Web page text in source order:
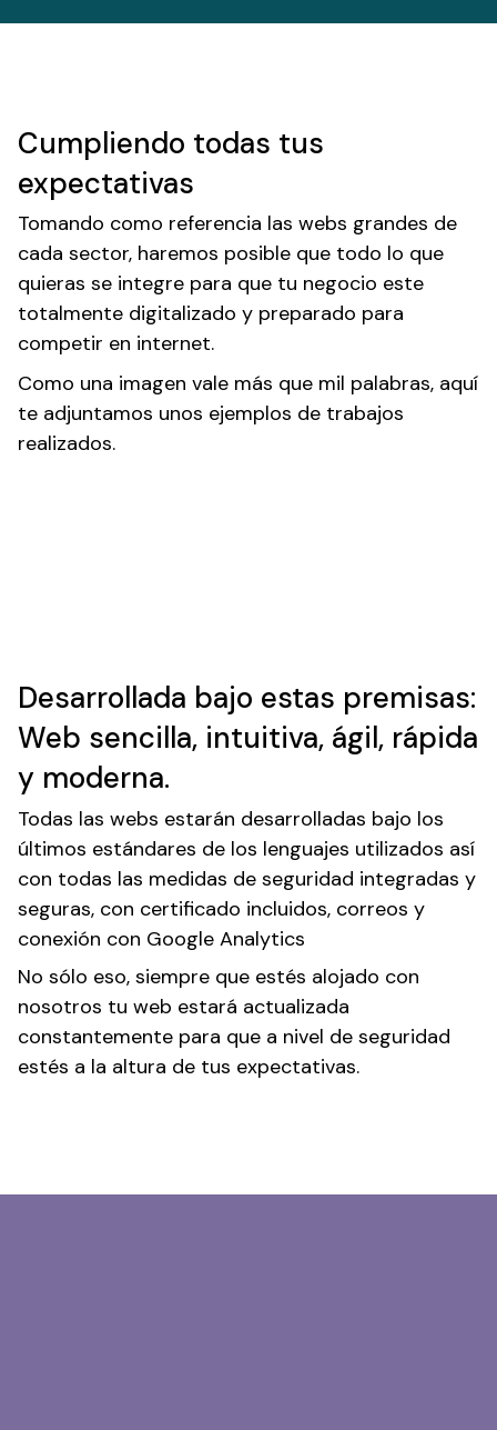
Cumpliendo todas tus
expectativas
Tomando como referencia las webs grandes de
cada sector, haremos posible que todo lo que
quieras se integre para que tu negocio este
totalmente digitalizado y preparado para
competir en internet.
Como una imagen vale más que mil palabras, aquí
te adjuntamos unos ejemplos de trabajos
realizados.
Desarrollada bajo estas premisas:
Web sencilla, intuitiva, ágil, rápida
y moderna.
Todas las webs estarán desarrolladas bajo los
últimos estándares de los lenguajes utilizados así
con todas las medidas de seguridad integradas y
seguras, con certificado incluidos, correos y
conexión con Google Analytics
No sólo eso, siempre que estés alojado con
nosotros tu web estará actualizada
constantemente para que a nivel de seguridad
estés a la altura de tus expectativas.